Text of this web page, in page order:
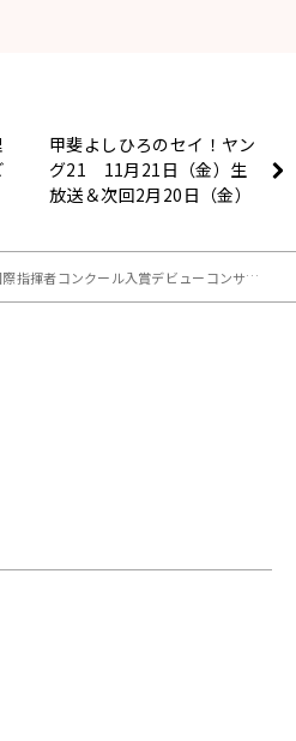
甲斐よしひろのセイ！ヤン
グ21 11月21日（金）生
放送＆次回2月20日（金）
指揮者コンクール入賞デビューコンサート